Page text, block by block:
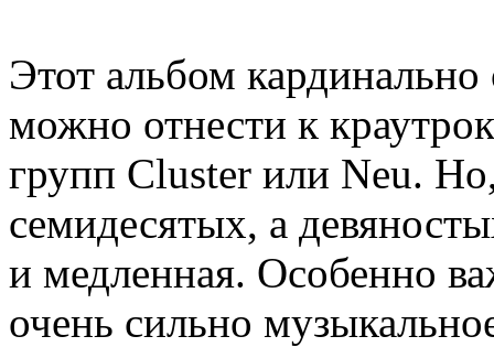
Этот альбом кардинально
можно отнести к
групп Cluster или Neu.
семидесятых, а
и медленная. Особенно
очень сильно